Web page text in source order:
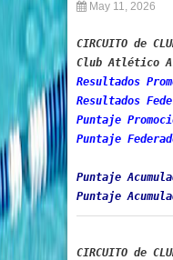
May 11, 2026
CIRCUITO de
Club Atlético
Resultados
Resultados
Puntaje
Puntaje
Puntaje
Puntaje
CIRCUITO de